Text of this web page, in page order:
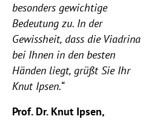
besonders gewichtige
Bedeutung zu. In der
Gewissheit, dass die Viadrina
bei Ihnen in den besten
Händen liegt, grüßt Sie Ihr
Knut Ipsen.“
Prof. Dr. Knut Ipsen,